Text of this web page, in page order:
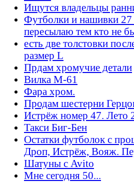
Ищутся владельцы
Футболки и нашивки 27
пересылаю тем кто не
есть две толстовки
размер L
Прдам хромучие детали
Вилка М-61
Фара хром.
Продам шестерни
Истрёж номер 47. Лето
Такси Биг-Бен
Остатки футболок с
Дроп, Истрёж, Вояж.
Шатуны с Avito
Мне сегодня 50...